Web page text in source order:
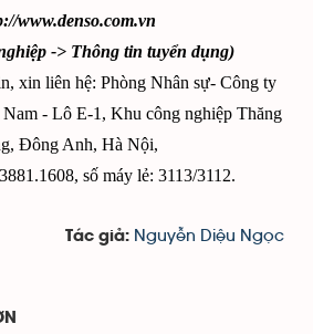
www.denso.com.vn
-> Thông tin tuyển dụng)
xin liên hệ: Phòng Nhân sự- Công ty
- Lô E-1, Khu công nghiệp Thăng
Đông Anh, Hà Nội,
số máy lẻ: 3113/3112.
Tác giả: Nguyễn Diệu Ngọc